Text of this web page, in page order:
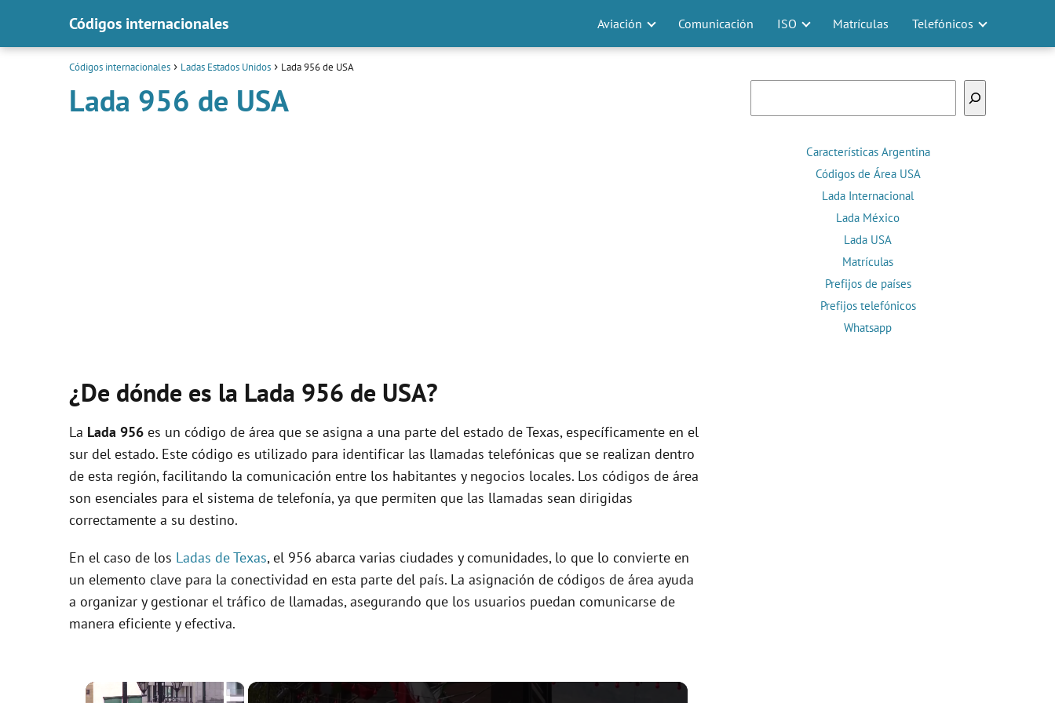
Códigos internacionales Aviación Comunicación ISO Matrículas Telefónicos
Códigos internacionales Ladas Estados Unidos Lada 956 de USA
Lada 956 de USA
¿De dónde es la Lada 956 de USA?
La Lada 956 es un código de área que se asigna a una parte del estado de Texas, específicamente en el
sur del estado. Este código es utilizado para identificar las llamadas telefónicas que se realizan dentro
de esta región, facilitando la comunicación entre los habitantes y negocios locales. Los códigos de área
son esenciales para el sistema de telefonía, ya que permiten que las llamadas sean dirigidas
correctamente a su destino.
En el caso de los Ladas de Texas, el 956 abarca varias ciudades y comunidades, lo que lo convierte en
un elemento clave para la conectividad en esta parte del país. La asignación de códigos de área ayuda
a organizar y gestionar el tráfico de llamadas, asegurando que los usuarios puedan comunicarse de
manera eficiente y efectiva.
×
Características Argentina
Códigos de Área USA
Lada Internacional
Lada México
Lada USA
Matrículas
Prefijos de países
Prefijos telefónicos
Whatsapp